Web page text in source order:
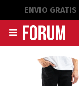
ENVIO GRATIS
